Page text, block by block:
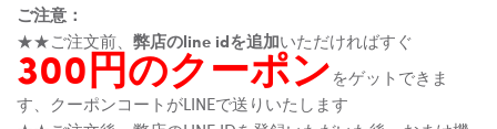
ご注意：
★★ご注文前、 弊店のline idを追加いただければすぐ
300円のクーポンをゲットできま
す、クーポンコートがLINEで送りいたします